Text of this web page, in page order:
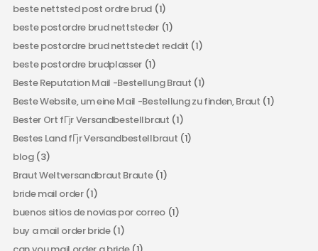
beste nettsted post ordre brud (1)
beste postordre brud nettsteder(1)
beste postordre brud nettstedet reddit (1)
beste postordre brudplasser (1)
Beste Reputation Mail -Bestellung Braut (1)
Beste Website, um eine Mail -Bestellung zu finden, Braut (1)
Bester Ort fГјr Versandbestellbraut (1)
Bestes Land fГјr Versandbestellbraut (1)
blog(3)
Braut Weltversandbraut Braute(1)
bride mail order(1)
buenos sitios de novias por correo(1)
buy a mail order bride(1)